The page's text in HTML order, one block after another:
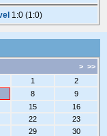
1:0 (1:0)
> >>
1
2
8
9
15
16
22
23
29
30